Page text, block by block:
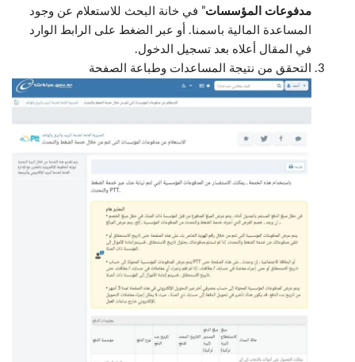
مدفوعات المؤسسات” في خانة البحث للاستعلام عن وجود
المساعدة المالية باسمنا. أو عبر الضغط على الرابط الوارد
في المقال أعلاه بعد تسجيل الدخول.
التحقق من نتيجة المساعدات وطباعة الصفحة